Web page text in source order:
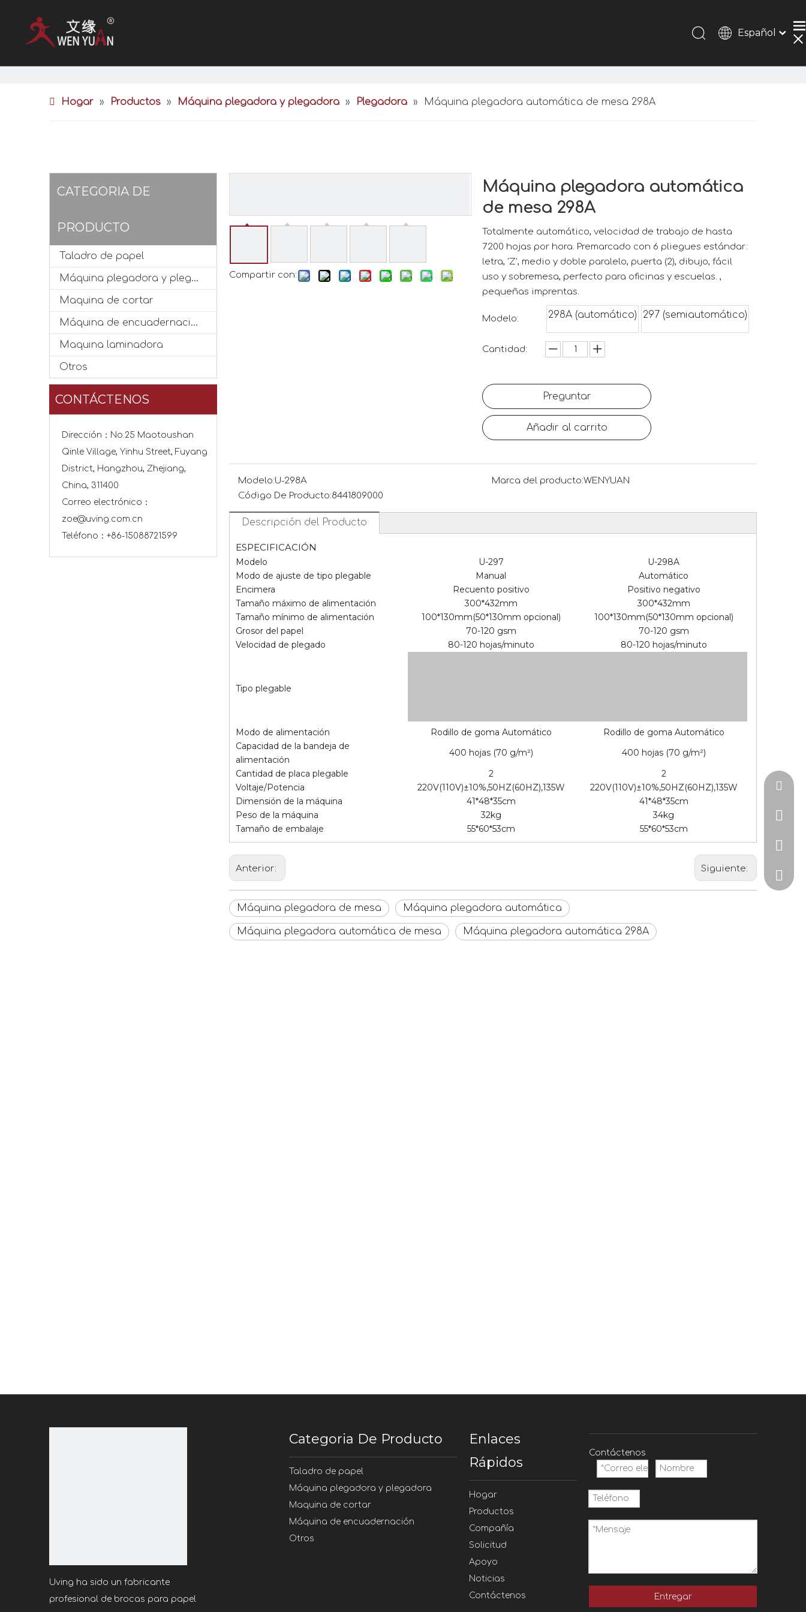
Español
Pусский
Hogar » Productos » Máquina plegadora y plegadora » Plegadora » Máquina plegadora automática de mesa 298A
CATEGORIA DE
PRODUCTO
Taladro de papel
Máquina plegadora y plegadora
Maquina de cortar
Máquina de encuadernación
Maquina laminadora
Otros
CONTÁCTENOS
Dirección：No.25 Maotoushan
Qinle Village, Yinhu Street, Fuyang
District, Hangzhou, Zhejiang,
China, 311400
Correo electrónico：
zoe@uving.com.cn
Teléfono：+86-15088721599
Compartir con:
Máquina plegadora automática
de mesa 298A
Totalmente automático, velocidad de trabajo de hasta
7200 hojas por hora. Premarcado con 6 pliegues estándar:
letra, 'Z', medio y doble paralelo, puerta (2), dibujo, fácil
uso y sobremesa, perfecto para oficinas y escuelas. ,
pequeñas imprentas.
Modelo: 298A (automático) 297 (semiautomático)
Cantidad:
Preguntar
Añadir al carrito
Modelo:U-298A Marca del producto:WENYUAN
Código De Producto:8441809000
Descripción del Producto
ESPECIFICACIÓN
Modelo U-297
U-298A
Modo de ajuste de tipo plegable
Manual
Automático
Encimera
Recuento positivo
Positivo negativo
Tamaño máximo de alimentación
300*432mm
300*432mm
Tamaño mínimo de alimentación
100*130mm(50*130mm opcional)
100*130mm(50*130mm opcional)
Grosor del papel
70-120 gsm
70-120 gsm
Velocidad de plegado
80-120 hojas/minuto 80-120 hojas/minuto
Tipo plegable
Modo de alimentación Rodillo de goma Automático
Rodillo de goma Automático
Capacidad de la bandeja de
alimentación
400 hojas (70 g/m²)
400 hojas (70 g/m²)
Cantidad de placa plegable
2
2
Voltaje/Potencia
220V(110V)±10%,50HZ(60HZ),135W
220V(110V)±10%,50HZ(60HZ),135W
Dimensión de la máquina
41*48*35cm
41*48*35cm
Peso de la máquina
32kg
34kg
Tamaño de embalaje
55*60*53cm 55*60*53cm
Anterior: Siguiente:
Máquina plegadora de mesa Máquina plegadora automática
Máquina plegadora automática de mesa Máquina plegadora automática 298A
Uving ha sido un fabricante
profesional de brocas para papel
Categoria De Producto
Taladro de papel
Máquina plegadora y plegadora
Maquina de cortar
Máquina de encuadernación
Otros
Enlaces
Rápidos
Hogar
Productos
Compañía
Solicitud
Apoyo
Noticias
Contáctenos
Contáctenos
Entregar